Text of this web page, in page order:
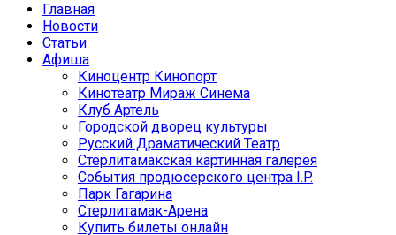
Главная
Новости
Статьи
Афиша
Киноцентр Кинопорт
Кинотеатр Мираж Синема
Клуб Артель
Городской дворец культуры
Русский Драматический Театр
Стерлитамакская картинная галерея
События продюсерского центра I.P.
Парк Гагарина
Стерлитамак-Арена
Купить билеты онлайн